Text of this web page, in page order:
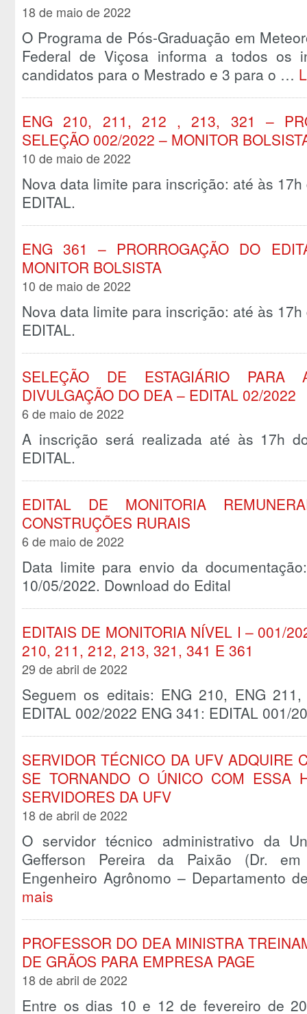
18 de maio de 2022
O Programa de Pós-Graduação em
Federal de Viçosa informa a todos os
candidatos para o Mestrado e 3 para o …
ENG 210, 211, 212 , 213, 321 –
SELEÇÃO 002/2022 – MONITOR
10 de maio de 2022
Nova data limite para inscrição: até às
EDITAL.
ENG 361 – PRORROGAÇÃO DO
MONITOR BOLSISTA
10 de maio de 2022
Nova data limite para inscrição: até às
EDITAL.
SELEÇÃO DE ESTAGIÁRIO
DIVULGAÇÃO DO DEA – EDITAL 02/2022
6 de maio de 2022
A inscrição será realizada até às 17h
EDITAL.
EDITAL DE MONITORIA
CONSTRUÇÕES RURAIS
6 de maio de 2022
Data limite para envio da
10/05/2022. Download do Edital
EDITAIS DE MONITORIA NÍVEL I – 001/
210, 211, 212, 213, 321, 341 E 361
29 de abril de 2022
Seguem os editais: ENG 210, ENG
EDITAL 002/2022 ENG 341: EDITAL 001/
SERVIDOR TÉCNICO DA UFV ADQUIRE
SE TORNANDO O ÚNICO COM ESSA
SERVIDORES DA UFV
18 de abril de 2022
O servidor técnico administrativo da
Gefferson Pereira da Paixão (Dr.
Engenheiro Agrônomo – Departamento
mais
PROFESSOR DO DEA MINISTRA
DE GRÃOS PARA EMPRESA PAGE
18 de abril de 2022
Entre os dias 10 e 12 de fevereiro de